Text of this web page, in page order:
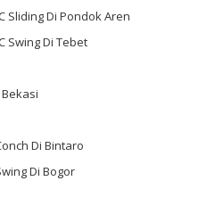
Sliding Di Pondok Aren
Swing Di Tebet
Di Bintaro
Di Bogor